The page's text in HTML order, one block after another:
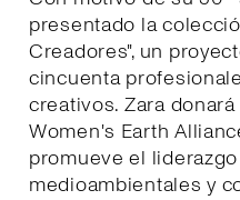
presentado la
Creadores", un
cincuenta
creativos. Zara
Women's Earth
promueve el
medioambientales y